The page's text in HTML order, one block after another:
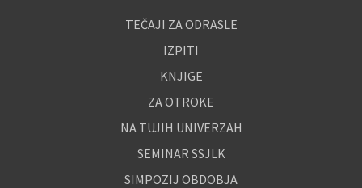
TEČAJI ZA ODRASLE
IZPITI
KNJIGE
ZA OTROKE
NA TUJIH UNIVERZAH
SEMINAR SSJLK
SIMPOZIJ OBDOBJA